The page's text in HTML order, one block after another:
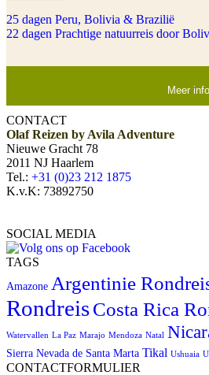
25 dagen Peru, Bolivia & Brazilië
22 dagen Prachtige natuurreis door
Meer
CONTACT
Olaf Reizen by Avila Adventure
Nieuwe Gracht 78
2011 NJ Haarlem
Tel.: +31 (0)23 212 1875
K.v.K: 73892750
SOCIAL MEDIA
TAGS
Amazone Argentinie
RondreisCosta Rica
Watervallen La Paz Marajo Mendoza Natal
Sierra Nevada de Santa Marta Tikal Ushuaia
CONTACTFORMULIER